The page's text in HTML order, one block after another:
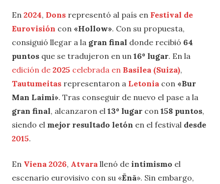
En 2024, Dons representó al país en Festival de
Eurovisión con «Hollow». Con su propuesta,
consiguió llegar a la gran final donde recibió 64
puntos que se tradujeron en un 16º lugar. En la
edición de 2025 celebrada en Basilea (Suiza),
Tautumeitas representaron a Letonia con «Bur
Man Laimi». Tras conseguir de nuevo el pase a la
gran final, alcanzaron el 13º lugar con 158 puntos,
siendo el mejor resultado letón en el festival desde
2015.
En Viena 2026, Atvara llenó de intimismo el
escenario eurovisivo con su «Ēnā». Sin embargo,